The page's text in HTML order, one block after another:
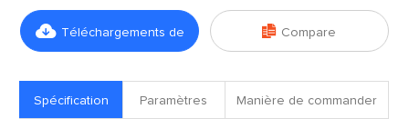
 Téléchargements de  Compare
Spécification Paramètres Manière de commander